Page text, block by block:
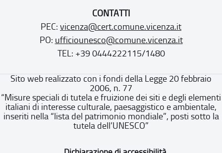
CONTATTI
PEC: vicenza@cert.comune.vicenza.it
PO: ufficiounesco@comune.vicenza.it
TEL: +39 0444222115/1480
Sito web realizzato con i fondi della Legge 20 febbraio
2006, n. 77
“Misure speciali di tutela e fruizione dei siti e degli elementi
italiani di interesse culturale, paesaggistico e ambientale,
inseriti nella “lista del patrimonio mondiale”, posti sotto la
tutela dell’UNESCO”